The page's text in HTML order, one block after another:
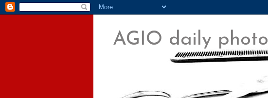
AGIO daily photo